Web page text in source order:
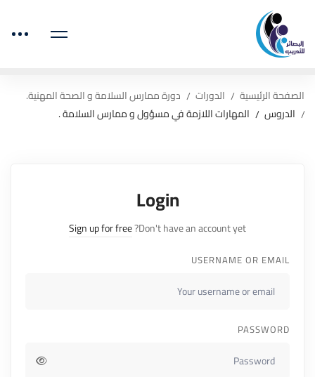
الصفحة الرئيسية الدورات
دورة ممارس السلامة و الصحة المهنية.
الدروس
المهارات اللازمة في مسؤول و ممارس السلامة .
Login
Don't have an account yet?
Sign up for free
USERNAME OR EMAIL
PASSWORD